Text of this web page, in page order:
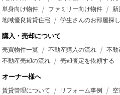
単身向け物件
ファミリー向け物件
新
地域優良賃貸住宅
学生さんのお部屋探し
購入・売却について
売買物件一覧 不動産購入の流れ
不動
不動産売却の流れ
売却査定を依頼する
オーナー様へ
賃貸管理について リフォーム事例 空